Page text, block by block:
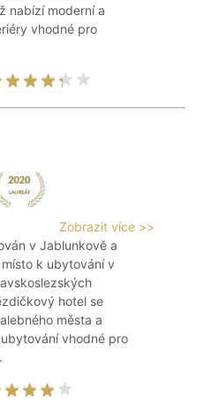
nabízí moderní a
vhodné pro
Zobrazit více >>
v Jablunkově a
k ubytování v
hotel se
města a
vhodné pro